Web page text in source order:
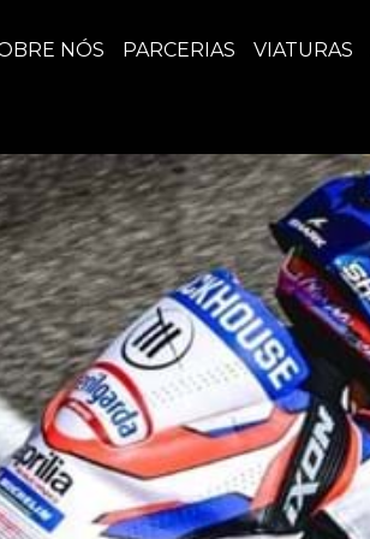
NÓS PARCERIAS VIATURAS